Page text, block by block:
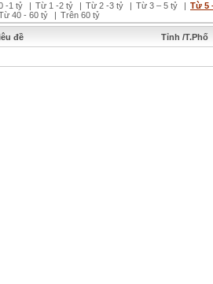
-1 tỷ | Từ 1 -2 tỷ | Từ 2 -3 tỷ | Từ 3 – 5 tỷ | Từ 5
40 - 60 tỷ | Trên 60 tỷ
đề Tỉnh /T.Phố